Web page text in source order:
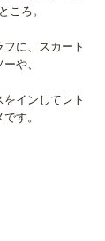
ころ。
に、スカート
や、
インしてレト
す。